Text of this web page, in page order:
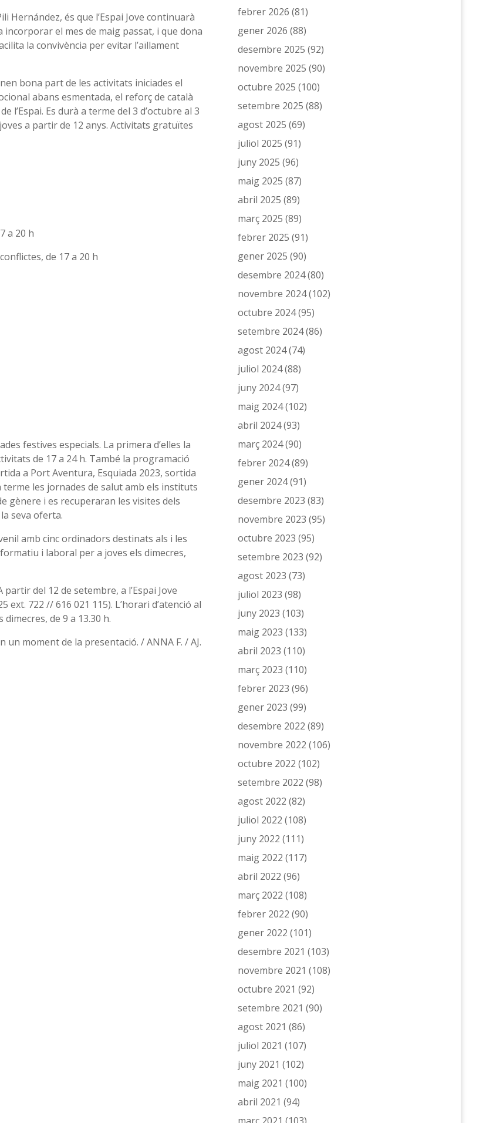
Hernández, és que l’Espai Jove continuarà
el mes de maig passat, i que dona
la convivència per evitar l’aïllament
bona part de les activitats iniciades el
abans esmentada, el reforç de català
l’Espai. Es durà a terme del 3 d’octubre al 3
a partir de 12 anys. Activitats gratuïtes
a 20 h
de 17 a 20 h
festives especials. La primera d’elles la
de 17 a 24 h. També la programació
a Port Aventura, Esquiada 2023, sortida
les jornades de salut amb els instituts
gènere i es recuperaran les visites dels
la seva oferta.
amb cinc ordinadors destinats als i les
i laboral per a joves els dimecres,
del 12 de setembre, a l’Espai Jove
ext. 722 // 616 021 115). L’horari d’atenció al
de 9 a 13.30 h.
moment de la presentació. / ANNA F. / AJ.
febrer 2026 (81)
gener 2026 (88)
desembre 2025 (92)
novembre 2025 (90)
octubre 2025 (100)
setembre 2025 (88)
agost 2025 (69)
juliol 2025 (91)
juny 2025 (96)
maig 2025 (87)
abril 2025 (89)
març 2025 (89)
febrer 2025 (91)
gener 2025 (90)
desembre 2024(80)
novembre 2024(102)
octubre 2024(95)
setembre 2024(86)
agost 2024(74)
juliol 2024(88)
juny 2024(97)
maig 2024(102)
abril 2024(93)
març 2024(90)
febrer 2024(89)
gener 2024(91)
desembre 2023 (83)
novembre 2023 (95)
octubre 2023 (95)
setembre 2023 (92)
agost 2023 (73)
juliol 2023 (98)
juny 2023 (103)
maig 2023 (133)
abril 2023 (110)
març 2023 (110)
febrer 2023 (96)
gener 2023 (99)
desembre 2022 (89)
novembre 2022 (106)
octubre 2022 (102)
setembre 2022 (98)
agost 2022 (82)
juliol 2022 (108)
juny 2022 (111)
maig 2022 (117)
abril 2022 (96)
març 2022 (108)
febrer 2022 (90)
gener 2022 (101)
desembre 2021 (103)
novembre 2021 (108)
octubre 2021 (92)
setembre 2021 (90)
agost 2021 (86)
juliol 2021 (107)
juny 2021 (102)
maig 2021 (100)
abril 2021 (94)